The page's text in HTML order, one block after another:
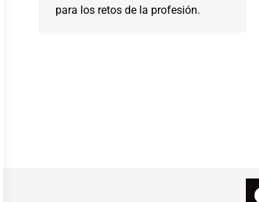
para los retos de la profesión.